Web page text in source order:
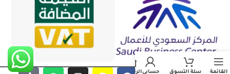
القائمة سلة التسوق حسابيالرئيسية